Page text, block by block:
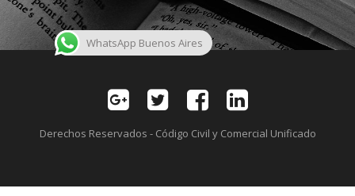
Derechos Reservados - Código Civil y Comercial Unificado
WhatsApp Buenos Aires